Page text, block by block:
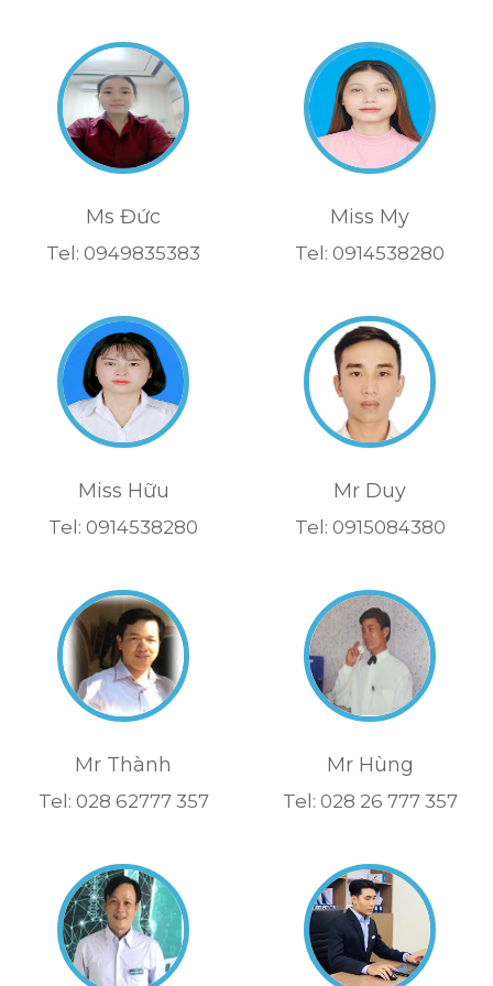
Ms Đức
Tel: 0949835383
Miss My
Tel: 0914538280
Miss Hữu
Tel: 0914538280
Mr Duy
Tel: 0915084380
Mr Thành
Tel: 028 62777 357
Mr Hùng
Tel: 028 26 777 357